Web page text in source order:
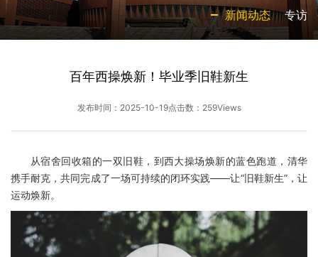
新闻动态
专访
百年西操焕新！毕业季旧鞋新生
发布时间：2025-10-19点击数： 259Views
从宿舍回收箱的一双旧鞋，到西大操场焕新的蓝色跑道，清华
携手耐克，共同完成了一场可持续的闭环实践——让“旧鞋新生”，让
运动焕新。